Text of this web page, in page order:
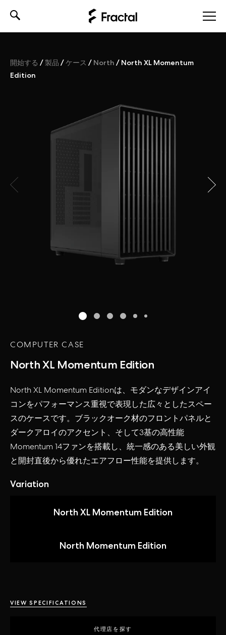
to
開始する /製品 /ケース / North / North XL Momentum
Edition
COMPUTER CASE
North XL Momentum Edition
North XL Momentum Editionは、 モダンなデザインアイ
コンをパフォーマンス重視で表現した広々としたスペー
スのケースです。ブラックオーク材のフロントパネルと
ダークアロイのアクセント、そして3基の高性能
Momentum 14ファンを搭載し、統一感のある美しい外観
と開封直後から優れたエアフロー性能を提供します。
Variation
North XL Momentum Edition
North Momentum Edition
VIEW SPECIFICATIONS
代理店を探す